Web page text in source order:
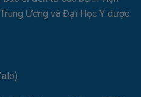
Ương và Đại Học Y dược